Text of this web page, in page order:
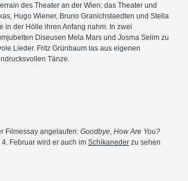
des Theater an der Wien: das Theater und
Hugo Wiener, Bruno Granichstaedten und Stella
in der Hölle ihren Anfang nahm. In zwei
Diseusen Mela Mars und Josma Selim zu
Lieder. Fritz Grünbaum las aus eigenen
Tänze.
Filmessay angelaufen: Goodbye, How Are You?
Februar wird er auch im Schikaneder zu sehen